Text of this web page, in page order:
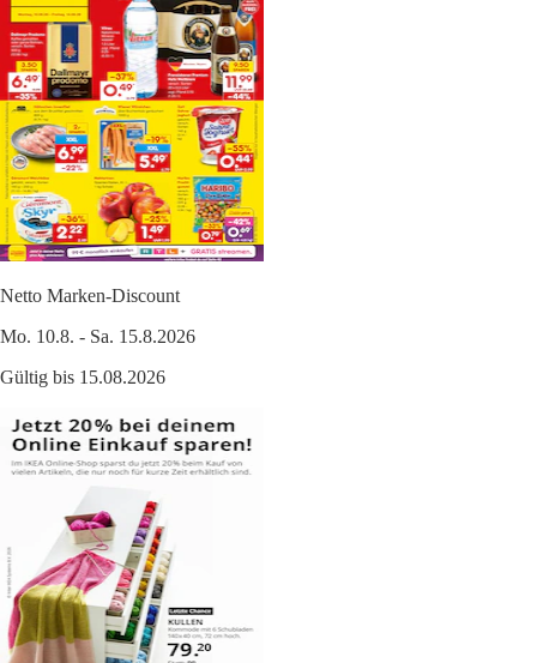
Netto Marken-Discount
Mo. 10.8. - Sa. 15.8.2026
Gültig bis 15.08.2026